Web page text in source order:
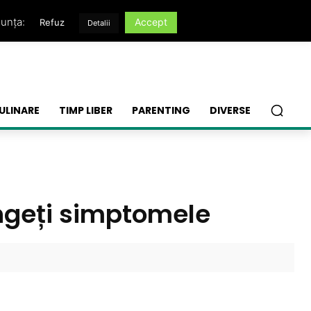
TIMP LIBER PARENTING DIVERSE
simptomele
Refuz Detalii Accept